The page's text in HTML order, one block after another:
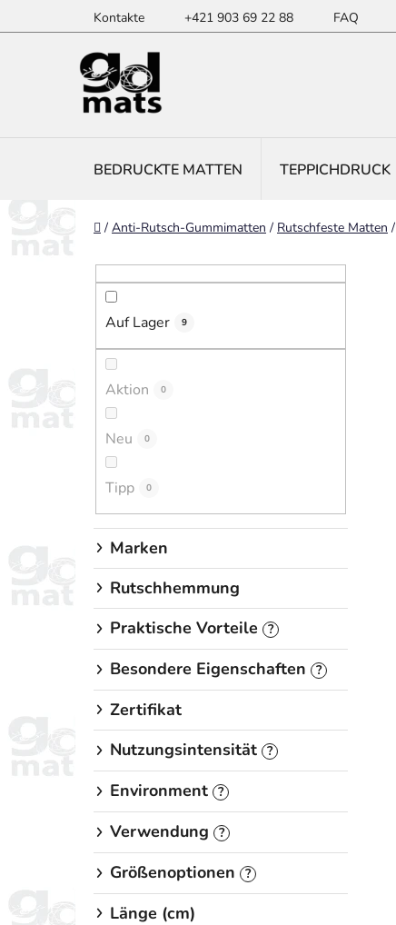
Inhalt
Kontakte +421 903 69 22 88 FAQ
BEDRUCKTE MATTEN TEPPICHDRUCK
Startseite
/ Anti-Rutsch-Gummimatten / Rutschfeste Matten /
Auf Lager 9
Aktion 0
Neu 0
Tipp 0
Marken
Rutschhemmung
Praktische Vorteile
?
Besondere Eigenschaften ?
Zertifikat
Nutzungsintensität ?
Environment ?
Verwendung ?
Größenoptionen ?
Länge (cm)